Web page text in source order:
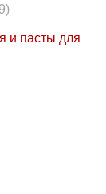
и пасты для